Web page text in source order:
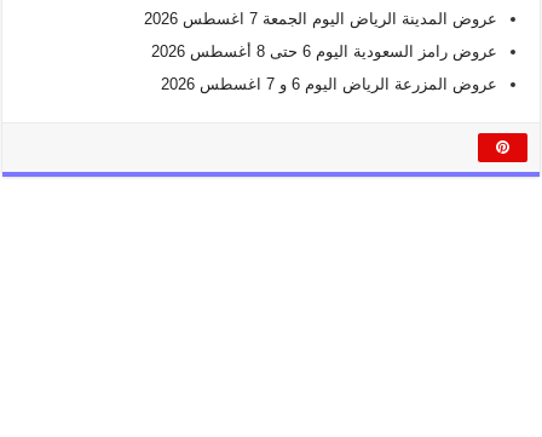
عروض المدينة الرياض اليوم الجمعة 7 اغسطس 2026
عروض رامز السعودية اليوم 6 حتى 8 أغسطس 2026
عروض المزرعة الرياض اليوم 6 و 7 اغسطس 2026